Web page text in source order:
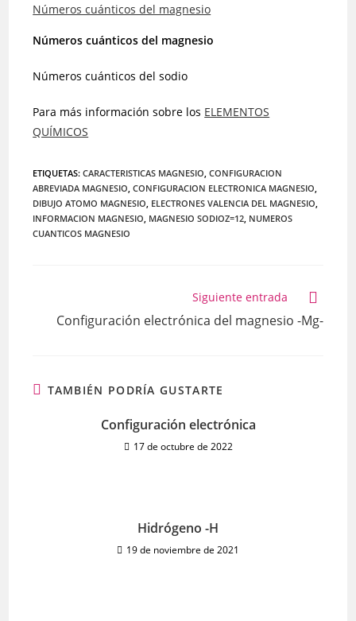
Números cuánticos del magnesio
Números cuánticos del magnesio
Números cuánticos del sodio
Para más información sobre los ELEMENTOS
QUÍMICOS
ETIQUETAS:CARACTERISTICAS MAGNESIO CONFIGURACION
ABREVIADA MAGNESIO CONFIGURACION ELECTRONICA MAGNESIO
DIBUJO ATOMO MAGNESIO ELECTRONES VALENCIA DEL MAGNESIO
INFORMACION MAGNESIO MAGNESIO SODIOZ=12 NUMEROS
CUANTICOS MAGNESIO
artículos
Siguiente entrada
Configuración electrónica del magnesio -Mg-
TAMBIÉN PODRÍA GUSTARTE
Configuración electrónica
17 de octubre de 2022
Hidrógeno -H
19 de noviembre de 2021